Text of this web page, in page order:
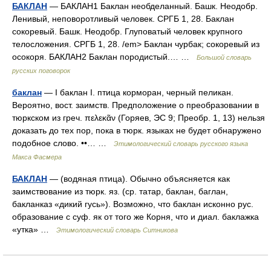
БАКЛАН — БАКЛАН1 Баклан необделанный. Башк. Неодобр.
Ленивый, неповоротливый человек. СРГБ 1, 28. Баклан
сокоревый. Башк. Неодобр. Глуповатый человек крупного
телосложения. СРГБ 1, 28. /em> Баклан чурбак; сокоревый из
осокоря. БАКЛАН2 Баклан породистый.… …
Большой словарь
русских поговорок
баклан — I баклан I. птица корморан, черный пеликан.
Вероятно, вост. заимств. Предположение о преобразовании в
тюркском из греч. πελεκᾶν (Горяев, ЭС 9; Преобр. 1, 13) нельзя
доказать до тех пор, пока в тюрк. языках не будет обнаружено
подобное слово. ••… …
Этимологический словарь русского языка
Макса Фасмера
БАКЛАН — (водяная птица). Обычно объясняется как
заимствование из тюрк. яз. (ср. татар, баклан, баглан,
бакланказ «дикий гусь»). Возможно, что баклан исконно рус.
образование с суф. як от того же Корня, что и диал. баклажка
«утка» …
Этимологический словарь Ситникова